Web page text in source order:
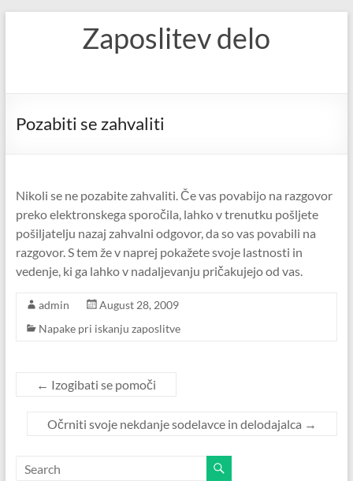
Zaposlitev delo
Pozabiti se zahvaliti
Nikoli se ne pozabite zahvaliti. Če vas povabijo na razgovor
preko elektronskega sporočila, lahko v trenutku pošljete
pošiljatelju nazaj zahvalni odgovor, da so vas povabili na
razgovor. S tem že v naprej pokažete svoje lastnosti in
vedenje, ki ga lahko v nadaljevanju pričakujejo od vas.
admin
August 28, 2009
Napake pri iskanju zaposlitve
← Izogibati se pomoči
Očrniti svoje nekdanje sodelavce in delodajalca →